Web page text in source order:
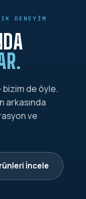
DENEYIM
bizim de öyle.
arkasında
ve
İncele